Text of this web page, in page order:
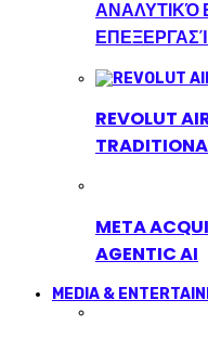
ΑΝΑΛΥΤΙΚΌ
REVOLUT
META
AGENTIC AI
MEDIA &